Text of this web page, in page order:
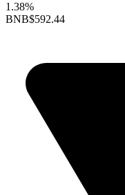
1.38%
BNB$592.44